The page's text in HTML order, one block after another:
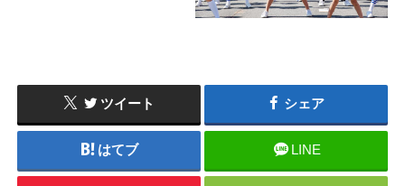
ツイート シェア
はてブ LINE